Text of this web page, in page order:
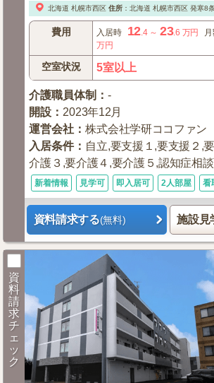
北海道 札幌市西区 住所： 北海道 札幌市西区発寒8
費用 入居時 12.4～ 23.6 万円
万円
空室状況 5室以上
介護職員体制 ：-
開設 ： 2023年12月
運営会社 ：株式会社学研ココファン
入居条件： 自立,要支援１,要支援２,
介護３,要介護４,要介護５,認知症相
新着情報 見学可 即入居可 2人部屋 看
資料請求する(無料) 施設見
資
料
請
求
チ
ェ
ッ
ク